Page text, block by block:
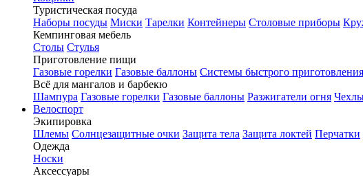
Туристическая посуда
Наборы посуды Миски Тарелки Контейнеры Столовые приборы
Кемпинговая мебель
Столы Стулья
Приготовление пищи
Газовые горелки Газовые баллоны Системы быстрого приготовления
Всё для мангалов и барбекю
Шампура Газовые горелки Газовые баллоны Разжигатели огня
Велоспорт
Экипировка
Шлемы Солнцезащитные очки Защита тела Защита локтей Перчатки
Одежда
Носки
Аксессуары